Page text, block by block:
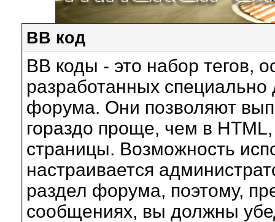
BB код
BB коды - это набор тегов,
разработанных
форума. Они позволяют
гораздо проще, чем в
страницы. Возможность
настраивается
раздел форума, поэтому,
сообщениях, вы должны